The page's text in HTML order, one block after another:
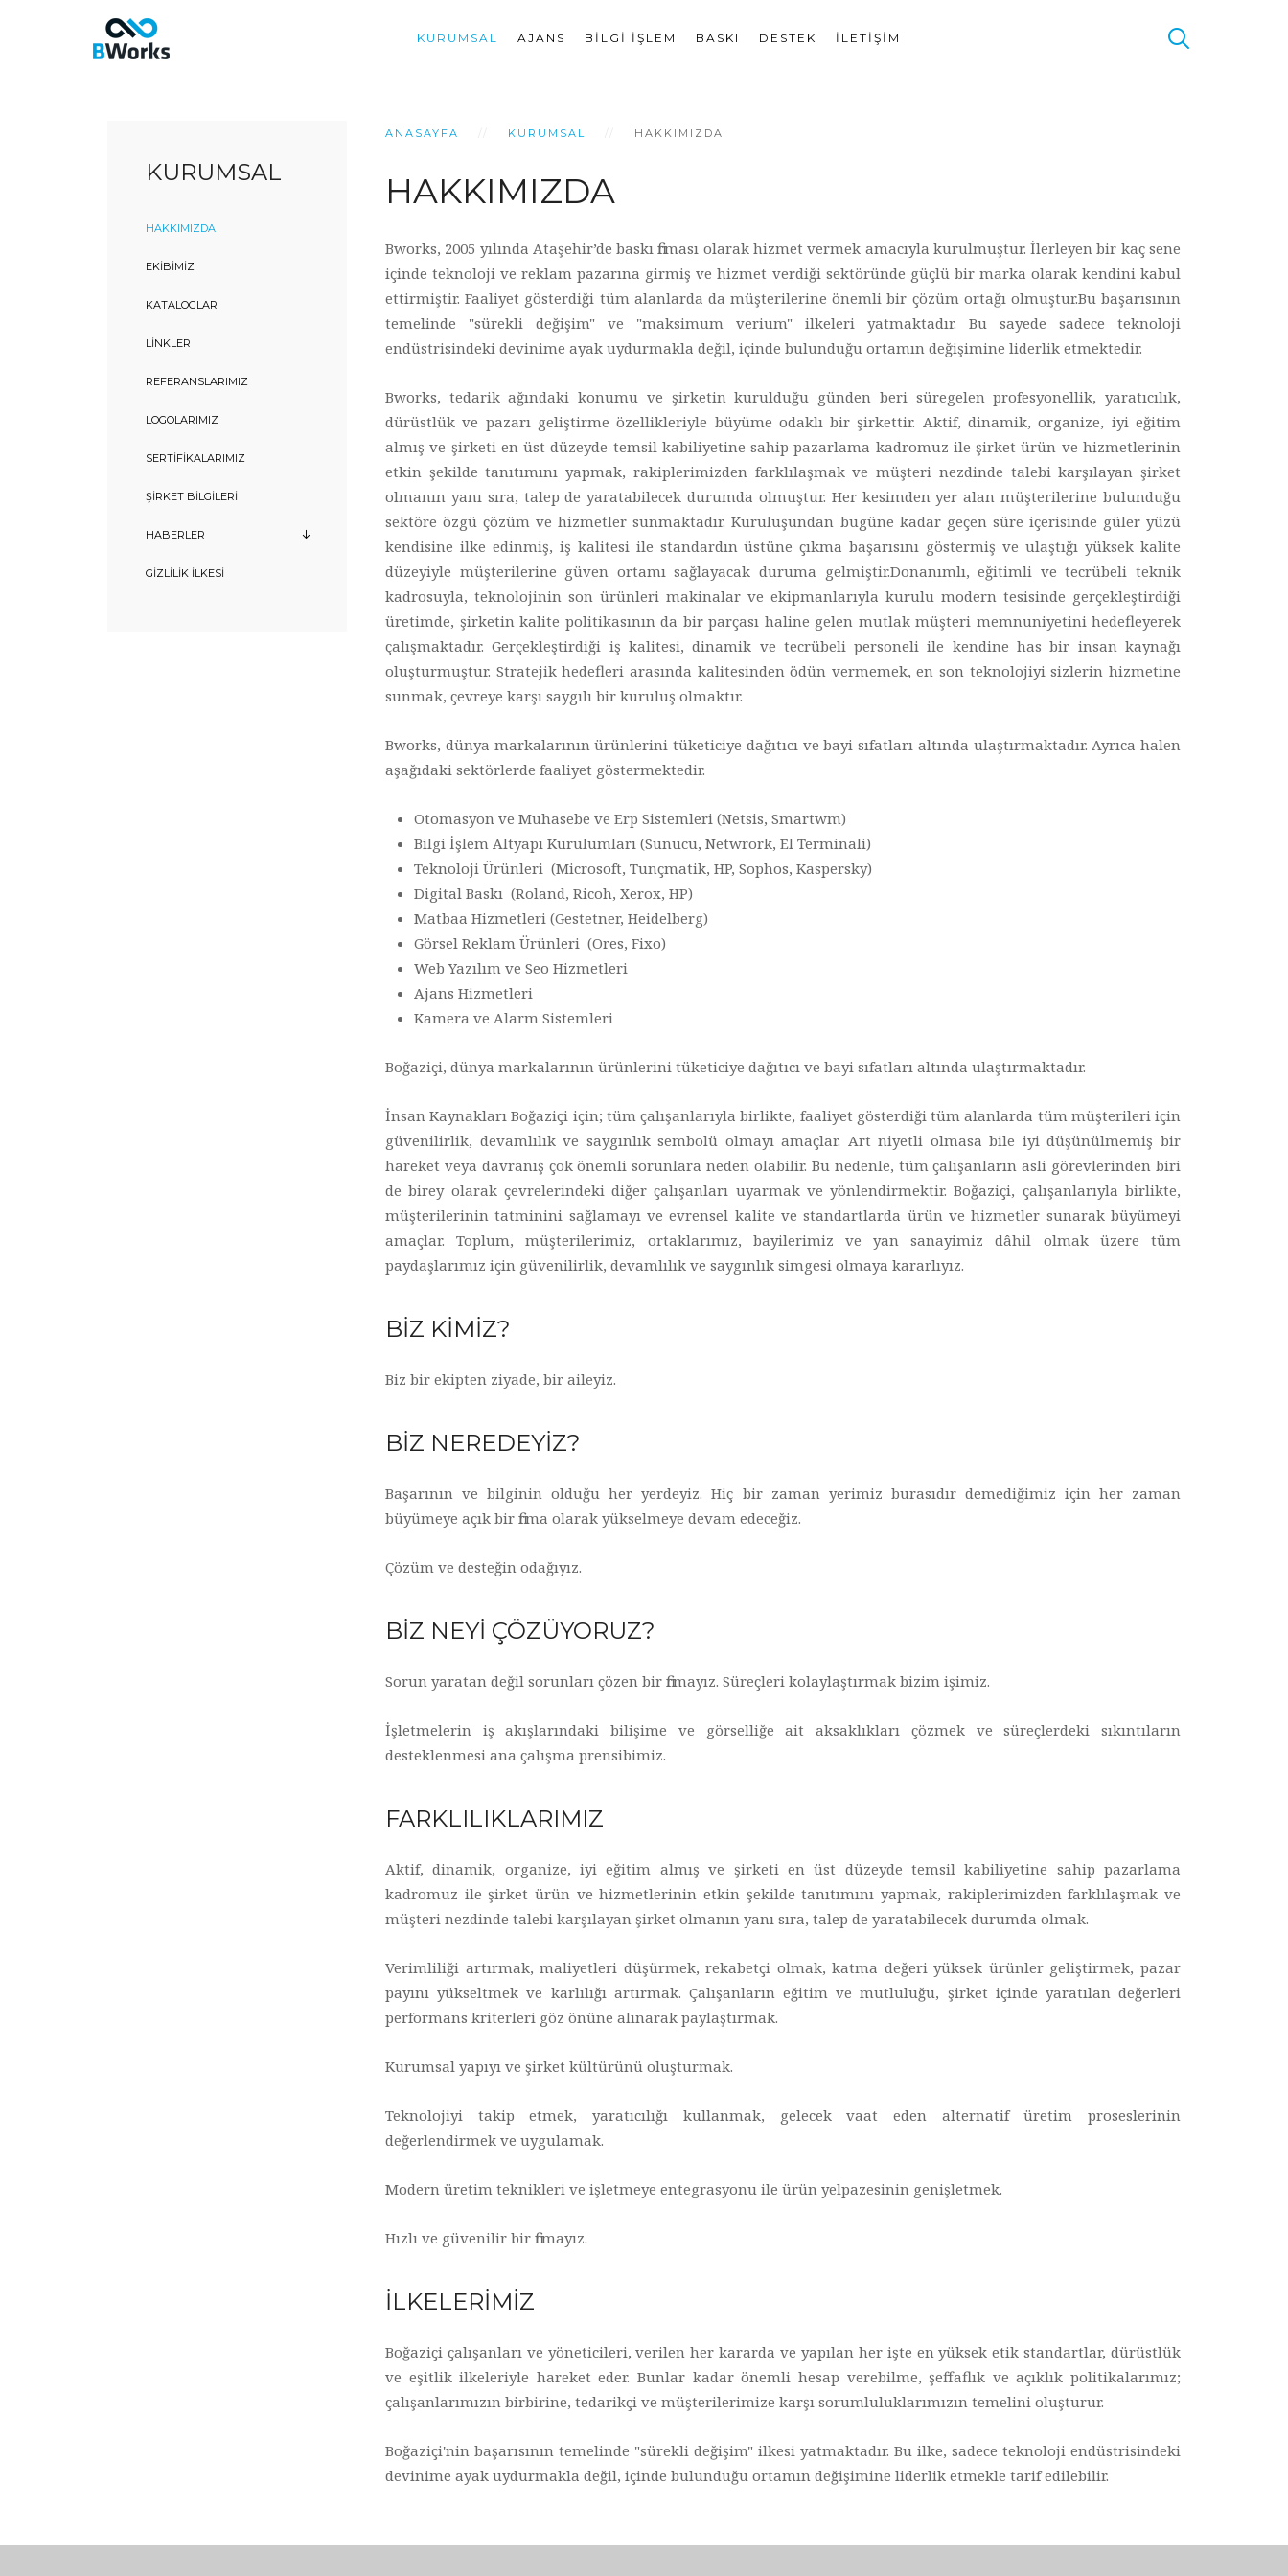
KURUMSAL AJANS BILGI İŞLEM BASKI DESTEK İLETIŞIM
ANASAYFA KURUMSAL HAKKIMIZDA
HAKKIMIZDA
Bworks, 2005 yılında Ataşehir’de baskı firması olarak hizmet vermek amacıyla kurulmuştur. İlerleyen bir kaç sene
içinde teknoloji ve reklam pazarına girmiş ve hizmet verdiği sektöründe güçlü bir marka olarak kendini kabul
ettirmiştir. Faaliyet gösterdiği tüm alanlarda da müşterilerine önemli bir çözüm ortağı olmuştur.Bu başarısının
temelinde "sürekli değişim" ve "maksimum verium" ilkeleri yatmaktadır. Bu sayede sadece teknoloji
endüstrisindeki devinime ayak uydurmakla değil, içinde bulunduğu ortamın değişimine liderlik etmektedir.
Bworks, tedarik ağındaki konumu ve şirketin kurulduğu günden beri süregelen profesyonellik, yaratıcılık,
dürüstlük ve pazarı geliştirme özellikleriyle büyüme odaklı bir şirkettir. Aktif, dinamik, organize, iyi eğitim
almış ve şirketi en üst düzeyde temsil kabiliyetine sahip pazarlama kadromuz ile şirket ürün ve hizmetlerinin
etkin şekilde tanıtımını yapmak, rakiplerimizden farklılaşmak ve müşteri nezdinde talebi karşılayan şirket
olmanın yanı sıra, talep de yaratabilecek durumda olmuştur. Her kesimden yer alan müşterilerine bulunduğu
sektöre özgü çözüm ve hizmetler sunmaktadır. Kuruluşundan bugüne kadar geçen süre içerisinde güler yüzü
kendisine ilke edinmiş, iş kalitesi ile standardın üstüne çıkma başarısını göstermiş ve ulaştığı yüksek kalite
düzeyiyle müşterilerine güven ortamı sağlayacak duruma gelmiştir.Donanımlı, eğitimli ve tecrübeli teknik
kadrosuyla, teknolojinin son ürünleri makinalar ve ekipmanlarıyla kurulu modern tesisinde gerçekleştirdiği
üretimde, şirketin kalite politikasının da bir parçası haline gelen mutlak müşteri memnuniyetini hedefleyerek
çalışmaktadır. Gerçekleştirdiği iş kalitesi, dinamik ve tecrübeli personeli ile kendine has bir insan kaynağı
oluşturmuştur. Stratejik hedefleri arasında kalitesinden ödün vermemek, en son teknolojiyi sizlerin hizmetine
sunmak, çevreye karşı saygılı bir kuruluş olmaktır.
Bworks, dünya markalarının ürünlerini tüketiciye dağıtıcı ve bayi sıfatları altında ulaştırmaktadır. Ayrıca halen
aşağıdaki sektörlerde faaliyet göstermektedir.
Otomasyon ve Muhasebe ve Erp Sistemleri (Netsis, Smartwm)
Bilgi İşlem Altyapı Kurulumları (Sunucu, Netwrork, El Terminali)
Teknoloji Ürünleri (Microsoft, Tunçmatik, HP, Sophos, Kaspersky)
Digital Baskı (Roland, Ricoh, Xerox, HP)
Matbaa Hizmetleri (Gestetner, Heidelberg)
Görsel Reklam Ürünleri (Ores, Fixo)
Web Yazılım ve Seo Hizmetleri
Ajans Hizmetleri
Kamera ve Alarm Sistemleri
Boğaziçi, dünya markalarının ürünlerini tüketiciye dağıtıcı ve bayi sıfatları altında ulaştırmaktadır.
İnsan Kaynakları Boğaziçi için; tüm çalışanlarıyla birlikte, faaliyet gösterdiği tüm alanlarda tüm müşterileri için
güvenilirlik, devamlılık ve saygınlık sembolü olmayı amaçlar. Art niyetli olmasa bile iyi düşünülmemiş bir
hareket veya davranış çok önemli sorunlara neden olabilir. Bu nedenle, tüm çalışanların asli görevlerinden biri
de birey olarak çevrelerindeki diğer çalışanları uyarmak ve yönlendirmektir. Boğaziçi, çalışanlarıyla birlikte,
müşterilerinin tatminini sağlamayı ve evrensel kalite ve standartlarda ürün ve hizmetler sunarak büyümeyi
amaçlar. Toplum, müşterilerimiz, ortaklarımız, bayilerimiz ve yan sanayimiz dâhil olmak üzere tüm
paydaşlarımız için güvenilirlik, devamlılık ve saygınlık simgesi olmaya kararlıyız.
BİZ KİMİZ?
Biz bir ekipten ziyade, bir aileyiz.
BİZ NEREDEYİZ?
Başarının ve bilginin olduğu her yerdeyiz. Hiç bir zaman yerimiz burasıdır demediğimiz için her zaman
büyümeye açık bir firma olarak yükselmeye devam edeceğiz.
Çözüm ve desteğin odağıyız.
BİZ NEYİ ÇÖZÜYORUZ?
Sorun yaratan değil sorunları çözen bir firmayız. Süreçleri kolaylaştırmak bizim işimiz.
İşletmelerin iş akışlarındaki bilişime ve görselliğe ait aksaklıkları çözmek ve süreçlerdeki sıkıntıların
desteklenmesi ana çalışma prensibimiz.
FARKLILIKLARIMIZ
Aktif, dinamik, organize, iyi eğitim almış ve şirketi en üst düzeyde temsil kabiliyetine sahip pazarlama
kadromuz ile şirket ürün ve hizmetlerinin etkin şekilde tanıtımını yapmak, rakiplerimizden farklılaşmak ve
müşteri nezdinde talebi karşılayan şirket olmanın yanı sıra, talep de yaratabilecek durumda olmak.
Verimliliği artırmak, maliyetleri düşürmek, rekabetçi olmak, katma değeri yüksek ürünler geliştirmek, pazar
payını yükseltmek ve karlılığı artırmak. Çalışanların eğitim ve mutluluğu, şirket içinde yaratılan değerleri
performans kriterleri göz önüne alınarak paylaştırmak.
Kurumsal yapıyı ve şirket kültürünü oluşturmak.
Teknolojiyi takip etmek, yaratıcılığı kullanmak, gelecek vaat eden alternatif üretim proseslerinin
değerlendirmek ve uygulamak.
Modern üretim teknikleri ve işletmeye entegrasyonu ile ürün yelpazesinin genişletmek.
Hızlı ve güvenilir bir firmayız.
İLKELERİMİZ
Boğaziçi çalışanları ve yöneticileri, verilen her kararda ve yapılan her işte en yüksek etik standartlar, dürüstlük
ve eşitlik ilkeleriyle hareket eder. Bunlar kadar önemli hesap verebilme, şeffaflık ve açıklık politikalarımız;
çalışanlarımızın birbirine, tedarikçi ve müşterilerimize karşı sorumluluklarımızın temelini oluşturur.
Boğaziçi'nin başarısının temelinde "sürekli değişim" ilkesi yatmaktadır. Bu ilke, sadece teknoloji endüstrisindeki
devinime ayak uydurmakla değil, içinde bulunduğu ortamın değişimine liderlik etmekle tarif edilebilir.
KURUMSAL
HAKKIMIZDA
EKIBIMIZ
KATALOGLAR
LINKLER
REFERANSLARIMIZ
LOGOLARIMIZ
SERTIFIKALARIMIZ
ŞIRKET BILGILERI
HABERLER
GIZLILIK İLKESI